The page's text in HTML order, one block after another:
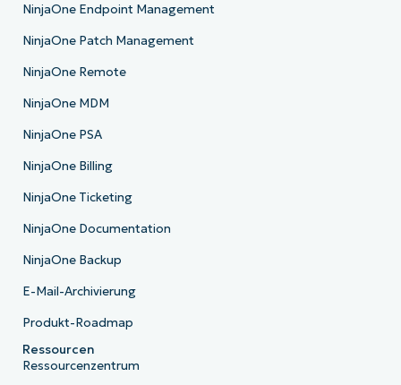
NinjaOne Endpoint Management
NinjaOne Patch Management
NinjaOne Remote
NinjaOne MDM
NinjaOne PSA
NinjaOne Billing
NinjaOne Ticketing
NinjaOne Documentation
NinjaOne Backup
E-Mail-Archivierung
Produkt-Roadmap
Ressourcen
Ressourcenzentrum